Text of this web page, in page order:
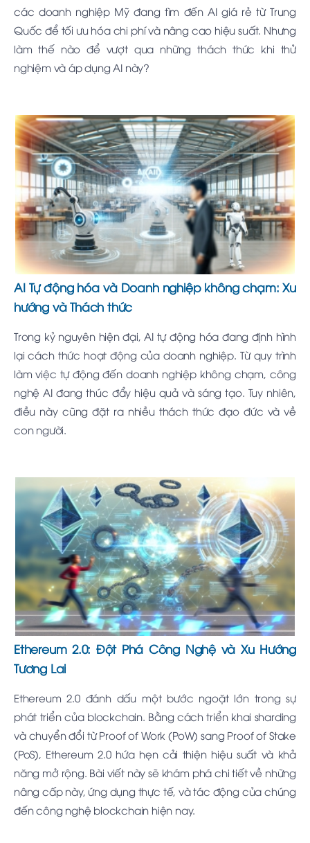
các doanh nghiệp Mỹ đang tìm đến AI giá rẻ từ Trung
Quốc để tối ưu hóa chi phí và nâng cao hiệu suất. Nhưng
làm thế nào để vượt qua những thách thức khi thử
nghiệm và áp dụng AI này?
AI Tự động hóa và Doanh nghiệp không chạm: Xu
hướng và Thách thức
Trong kỷ nguyên hiện đại, AI tự động hóa đang định hình
lại cách thức hoạt động của doanh nghiệp. Từ quy trình
làm việc tự động đến doanh nghiệp không chạm, công
nghệ AI đang thúc đẩy hiệu quả và sáng tạo. Tuy nhiên,
điều này cũng đặt ra nhiều thách thức đạo đức và về
con người.
Ethereum 2.0: Đột Phá Công Nghệ và Xu Hướng
Tương Lai
Ethereum 2.0 đánh dấu một bước ngoặt lớn trong sự
phát triển của blockchain. Bằng cách triển khai sharding
và chuyển đổi từ Proof of Work (PoW) sang Proof of Stake
(PoS), Ethereum 2.0 hứa hẹn cải thiện hiệu suất và khả
năng mở rộng. Bài viết này sẽ khám phá chi tiết về những
nâng cấp này, ứng dụng thực tế, và tác động của chúng
đến công nghệ blockchain hiện nay.